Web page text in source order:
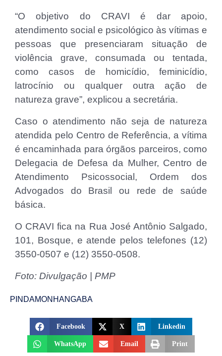
“O objetivo do CRAVI é dar apoio,
atendimento social e psicológico às vítimas e
pessoas que presenciaram situação de
violência grave, consumada ou tentada,
como casos de homicídio, feminicídio,
latrocínio ou qualquer outra ação de
natureza grave”, explicou a secretária.
Caso o atendimento não seja de natureza
atendida pelo Centro de Referência, a vítima
é encaminhada para órgãos parceiros, como
Delegacia de Defesa da Mulher, Centro de
Atendimento Psicossocial, Ordem dos
Advogados do Brasil ou rede de saúde
básica.
O CRAVI fica na Rua José Antônio Salgado,
101, Bosque, e atende pelos telefones (12)
3550-0507 e (12) 3550-0508.
Foto: Divulgação | PMP
PINDAMONHANGABA
Facebook X Linkedin
WhatsApp Email Print